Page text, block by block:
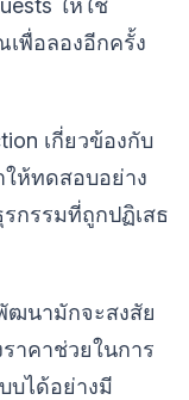
ให้ใช้
พื่อลองอีกครั้ง
เกี่ยวข้องกับ
ให้ทดสอบอย่าง
กรรมที่ถูกปฏิเสธ
ฒนามักจะสงสัย
าคาช่วยในการ
บได้อย่างมี